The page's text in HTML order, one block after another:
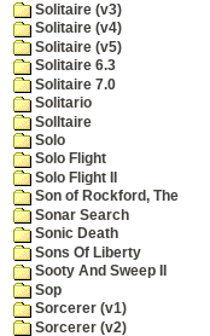
Solitaire (v3)
Solitaire (v4)
Solitaire (v5)
Solitaire 6.3
Solitaire 7.0
Solitario
Solltaire
Solo
Solo Flight
Solo Flight II
Son of Rockford, The
Sonar Search
Sonic Death
Sons Of Liberty
Sooty And Sweep II
Sop
Sorcerer (v1)
Sorcerer (v2)